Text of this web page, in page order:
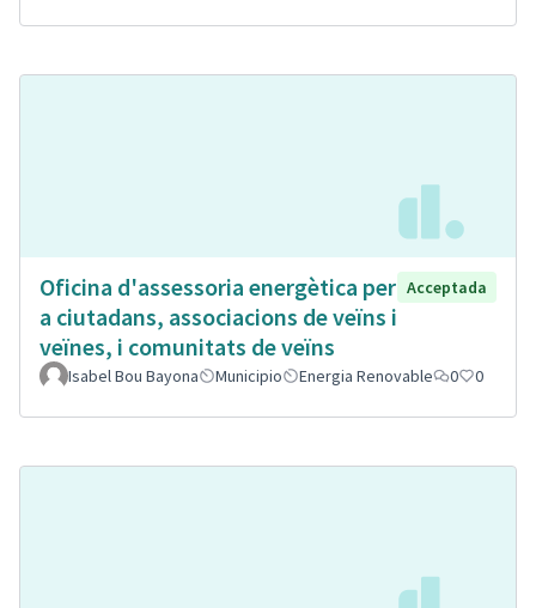
Oficina d'assessoria energètica per
a ciutadans, associacions de veïns i
veïnes, i comunitats de veïns
Acceptada
Isabel Bou Bayona Municipio Energia Renovable 0 0